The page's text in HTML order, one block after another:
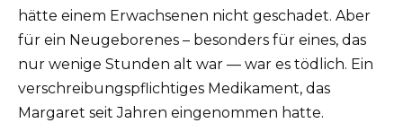
hätte einem Erwachsenen nicht geschadet. Aber
für ein Neugeborenes – besonders für eines, das
nur wenige Stunden alt war — war es tödlich. Ein
verschreibungspflichtiges Medikament, das
Margaret seit Jahren eingenommen hatte.